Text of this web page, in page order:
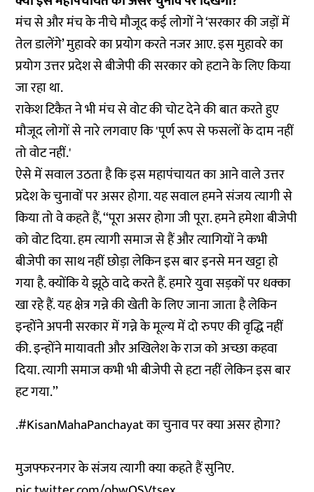
मंच से और मंच के नीचे मौजूद कई लोगों ने ‘सरकार की जड़ों में
तेल डालेंगे’ मुहावरे का प्रयोग करते नजर आए. इस मुहावरे का
प्रयोग उत्तर प्रदेश से बीजेपी की सरकार को हटाने के लिए किया
जा रहा था.
राकेश टिकैत ने भी मंच से वोट की चोट देने की बात करते हुए
मौजूद लोगों से नारे लगवाए कि 'पूर्ण रूप से फसलों के दाम नहीं
तो वोट नहीं.'
ऐसे में सवाल उठता है कि इस महापंचायत का आने वाले उत्तर
प्रदेश के चुनावों पर असर होगा. यह सवाल हमने संजय त्यागी से
किया तो वे कहते हैं, ‘‘पूरा असर होगा जी पूरा. हमने हमेशा बीजेपी
को वोट दिया. हम त्यागी समाज से हैं और त्यागियों ने कभी
बीजेपी का साथ नहीं छोड़ा लेकिन इस बार इनसे मन खट्टा हो
गया है. क्योंकि ये झूठे वादे करते हैं. हमारे युवा सड़कों पर धक्का
खा रहे हैं. यह क्षेत्र गन्ने की खेती के लिए जाना जाता है लेकिन
इन्होंने अपनी सरकार में गन्ने के मूल्य में दो रुपए की वृद्धि नहीं
की. इन्होंने मायावती और अखिलेश के राज को अच्छा कहवा
दिया. त्यागी समाज कभी भी बीजेपी से हटा नहीं लेकिन इस बार
हट गया.’’
.#KisanMahaPanchayatका चुनाव पर क्या असर होगा?
मुजफ्फरनगर के संजय त्यागी क्या कहते हैं सुनिए.